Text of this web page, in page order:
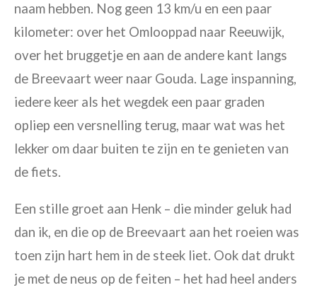
naam hebben. Nog geen 13 km/u en een paar
kilometer: over het Omlooppad naar Reeuwijk,
over het bruggetje en aan de andere kant langs
de Breevaart weer naar Gouda. Lage inspanning,
iedere keer als het wegdek een paar graden
opliep een versnelling terug, maar wat was het
lekker om daar buiten te zijn en te genieten van
de fiets.
Een stille groet aan Henk – die minder geluk had
dan ik, en die op de Breevaart aan het roeien was
toen zijn hart hem in de steek liet. Ook dat drukt
je met de neus op de feiten – het had heel anders